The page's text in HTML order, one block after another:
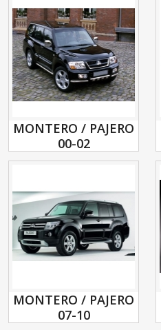
MONTERO / PAJERO
00-02
MONTERO / PAJERO
07-10